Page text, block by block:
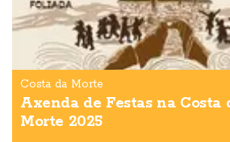
Costa da Morte
Axenda de Festas na Costa
Morte 2025